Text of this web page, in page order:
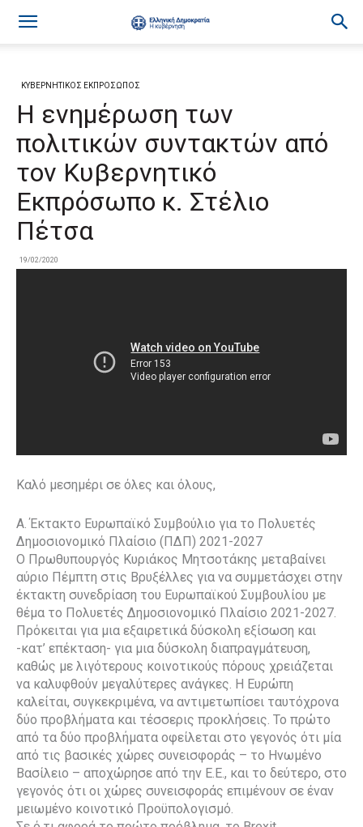
ΚΥΒΕΡΝΗΤΙΚΟΣ ΕΚΠΡΟΣΩΠΟΣ
Η ενημέρωση των
πολιτικών συντακτών από
τον Κυβερνητικό
Εκπρόσωπο κ. Στέλιο
Πέτσα
19/02/2020
Καλό μεσημέρι σε όλες και όλους,
A. Έκτακτο Ευρωπαϊκό Συμβούλιο για το Πολυετές
Δημοσιονομικό Πλαίσιο (ΠΔΠ) 2021-2027
Ο Πρωθυπουργός Κυριάκος Μητσοτάκης μεταβαίνει
αύριο Πέμπτη στις Βρυξέλλες για να συμμετάσχει στην
έκτακτη συνεδρίαση του Ευρωπαϊκού Συμβουλίου με
θέμα το Πολυετές Δημοσιονομικό Πλαίσιο 2021-2027.
Πρόκειται για μια εξαιρετικά δύσκολη εξίσωση και
-κατ’ επέκταση- για μια δύσκολη διαπραγμάτευση,
καθώς με λιγότερους κοινοτικούς πόρους χρειάζεται
να καλυφθούν μεγαλύτερες ανάγκες. Η Ευρώπη
καλείται, συγκεκριμένα, να αντιμετωπίσει ταυτόχρονα
δύο προβλήματα και τέσσερις προκλήσεις. Το πρώτο
από τα δύο προβλήματα οφείλεται στο γεγονός ότι μία
από τις βασικές χώρες συνεισφοράς – το Ηνωμένο
Βασίλειο – αποχώρησε από την Ε.Ε., και το δεύτερο, στο
γεγονός ότι οι χώρες συνεισφοράς επιμένουν σε έναν
μειωμένο κοινοτικό Προϋπολογισμό.